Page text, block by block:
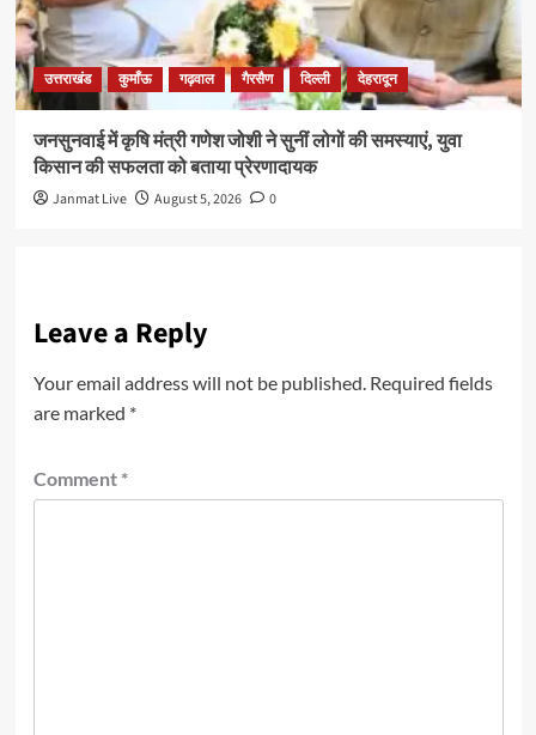
उत्तराखंड कुमाँऊ गढ़वाल गैरसैण दिल्ली देहरादून
जनसुनवाई में कृषि मंत्री गणेश जोशी ने सुनीं लोगों की समस्याएं, युवा
किसान की सफलता को बताया प्रेरणादायक
Janmat Live August 5, 2026 0
Leave a Reply
Your email address will not be published. Required fields
are marked *
Comment *